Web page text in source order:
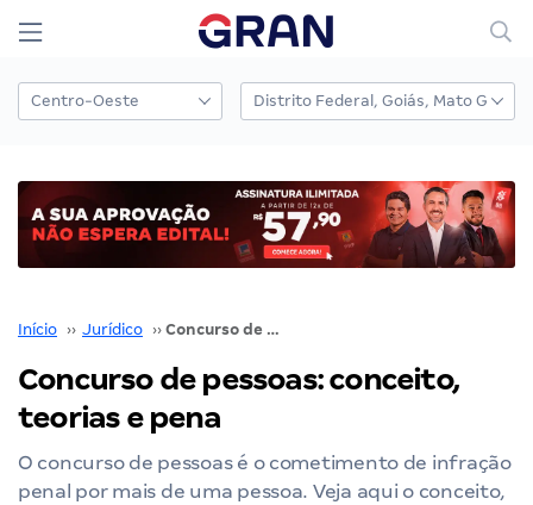
Início ›› Jurídico ›› Concurso de pessoas: conceito, teorias e pena
Concurso de pessoas: conceito,
teorias e pena
O concurso de pessoas é o cometimento de infração
penal por mais de uma pessoa. Veja aqui o conceito,